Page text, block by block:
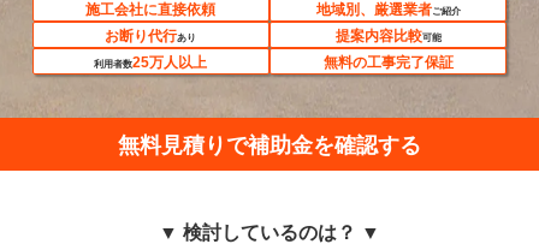
施工会社に直接依頼
地域別、厳選業者ご紹介
お断り代行あり 提案内容比較可能
利用者数25万人以上 無料の工事完了保証
無料見積りで補助金を確認する
▼ 検討しているのは？ ▼